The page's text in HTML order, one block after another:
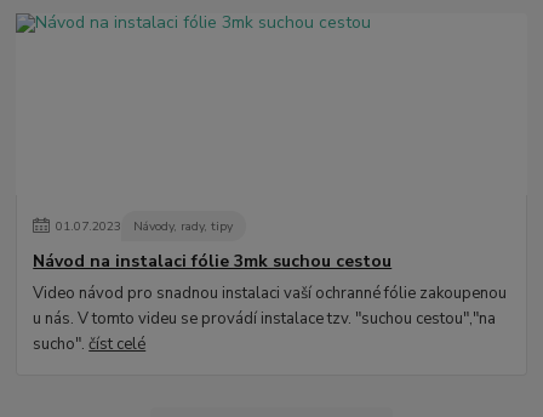
01.07.2023 Návody, rady, tipy
Návod na instalaci fólie 3mk suchou cestou
Video návod pro snadnou instalaci vaší ochranné fólie zakoupenou
u nás. V tomto videu se provádí instalace tzv. "suchou cestou","na
sucho".číst celé